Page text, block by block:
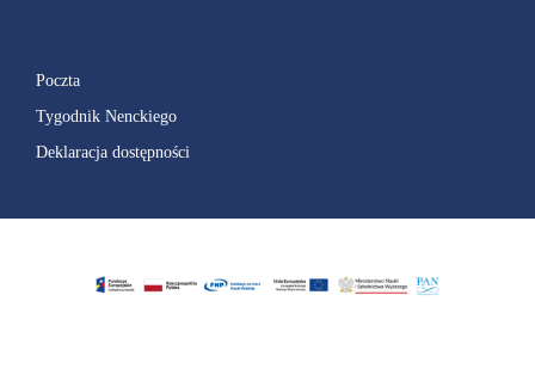
Poczta
Tygodnik Nenckiego
Deklaracja dostępności